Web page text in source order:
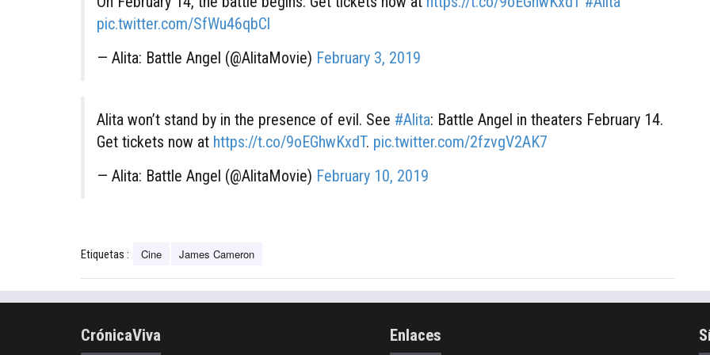
pic.twitter.com/SfWu46qbCl
— Alita: Battle Angel (@AlitaMovie) February 3, 2019
Alita won’t stand by in the presence of evil. See #Alita: Battle Angel in theaters February 14.
Get tickets now at https://t.co/9oEGhwKxdT. pic.twitter.com/2fzvgV2AK7
— Alita: Battle Angel (@AlitaMovie) February 10, 2019
Etiquetas : Cine James Cameron
CrónicaViva Enlaces